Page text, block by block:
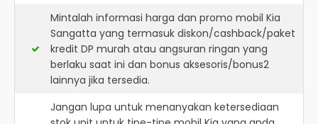
Mintalah informasi harga dan promo mobil Kia
Sangatta yang termasuk diskon/cashback/paket
kredit DP murah atau angsuran ringan yang
berlaku saat ini dan bonus aksesoris/bonus2
lainnya jika tersedia.
Jangan lupa untuk menanyakan ketersediaan